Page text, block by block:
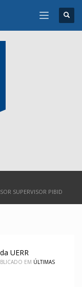
SUPERVISOR PIBID
UERR
EM ÚLTIMAS